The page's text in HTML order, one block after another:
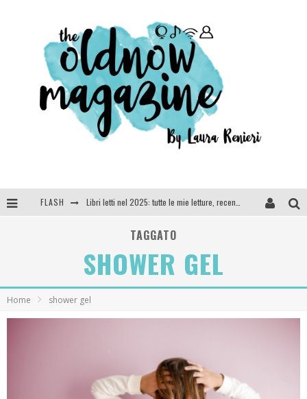
FLASH
SEE YOU AT 5 | Chanel
Anya Taylor-Joy, Jisoo e Willow Smith protagoniste della nuova campagna Dior Addict
TAGGATO
SHOWER GEL
Home shower gel